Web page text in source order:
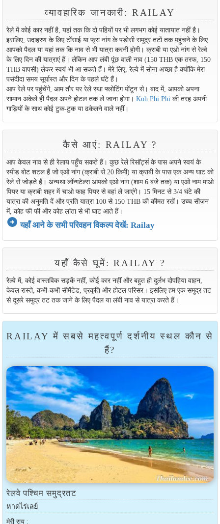
व्यावहारिक जानकारी: RAILAY
रेले में कोई कार नहीं है, यहां तक ​​कि दो पहियों पर भी लगभग कोई यातायात नहीं है।
इसलिए, उदाहरण के लिए टोंसाई या फ्रा नांग के पड़ोसी समुद्र तटों तक पहुंचने के लिए
आपको पैदल या यहां तक ​​कि नाव से भी यात्रा करनी होगी। क्राबी या एओ नांग से रेल्वे
के लिए दिन की यात्राएं हैं। लेकिन आप लंबी पूंछ वाली नाव (150 THB एक तरफ, 150
THB वापसी) लेकर स्वयं भी आ सकते हैं। मेरे लिए, रेल्वे में सोना अच्छा है क्योंकि मेरा
पसंदीदा समय सूर्यास्त और दिन के पहले घंटे हैं।
आप रेले पर पहुंचेंगे, आम तौर पर रेले स्था फ्लोटिंग पोंटून से। बाद में, आपको अपना
सामान अकेले ही पैदल अपने होटल तक ले जाना होगा। Koh Phi Phi की तरह अपनी
गाड़ियों के साथ कोई टुक-टुक या ढकेलने वाले नहीं।
कैसे आएं: RAILAY ?
आप केवल नाव से ही रेलाय पहुँच सकते हैं। कुछ रेले रिसॉर्ट्स के पास अपने स्वयं के
स्पीड बोट शटल हैं जो एओ नांग (क्राबी से 20 किमी) या क्राबी के पास एक अन्य घाट को
रेले से जोड़ते हैं। अन्यथा लॉन्गटेल्स आपको एओ नांग (शाम 6 बजे तक) या एओ नाम माओ
पियर या क्राबी शहर में चाओ फाह पियर से वहां ले जाएंगे। 15 मिनट से 3/4 घंटे की
यात्रा की अनुमति दें और प्रति यात्रा 100 से 150 THB की कीमत रखें। उच्च सीज़न
में, कोह फी फी और कोह लांता से भी घाट आते हैं।
arrow_circle_right यहाँ आने के सभी परिवहन विकल्प देखें: Railay
यहाँ कैसे घूमें: RAILAY ?
रेल्वे में, कोई वास्तविक सड़कें नहीं, कोई कार नहीं और बहुत ही दुर्लभ दोपहिया वाहन,
केवल रास्ते, कभी-कभी सीमेंटेड, प्रकृति और होटल परिसर। इसलिए हम एक समुद्र तट
से दूसरे समुद्र तट तक जाने के लिए पैदल या लंबी नाव से यात्रा करते हैं।
RAILAY में सबसे महत्वपूर्ण दर्शनीय स्थल कौन से
हैं?
रेलवे पश्चिम समुद्रतट
หาดไร่เลย์
मेरी राय :